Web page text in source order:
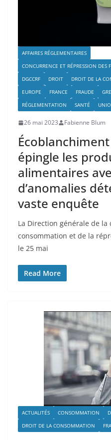
AFFAIRES RÉGLEMENTAIRES
CONCURRENCE ET RÉPRESSION DES
DGCCRF
DROIT DROIT DE LA
EUROPE
FRANCE FRAUDE
RÉGLEMENTATION
SANTÉ
26 mai 2023 Fabienne Blum
Écoblanchiment
épingle les
alimentaires
d’anomalies
vaste enquête
La Direction générale de la
consommation et de la
le 25 mai
Read More
ACTUALITÉS CONSOMMATION
DROIT DE LA CONSOMMATION